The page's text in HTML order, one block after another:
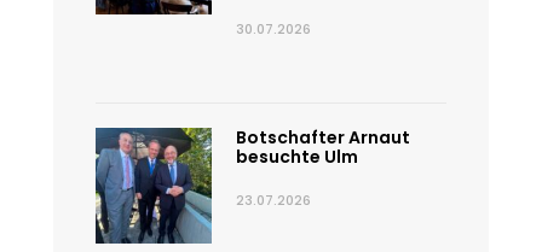
30.07.2026
Botschafter Arnaut
besuchte Ulm
23.07.2026